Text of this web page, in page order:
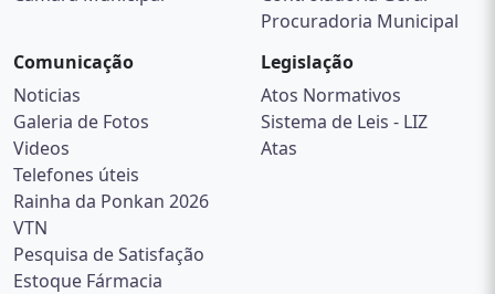
Procuradoria Municipal
Comunicação
Noticias
Galeria de Fotos
Videos
Telefones úteis
Rainha da Ponkan 2026
VTN
Pesquisa de Satisfação
Estoque Fármacia
Legislação
Atos Normativos
Sistema de Leis - LIZ
Atas